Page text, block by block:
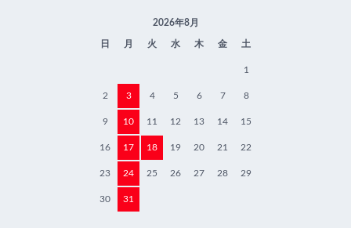
2026年8月
日 月 火 水 木 金 土
1
2 3 4 5 6 7 8
9 10 11 12 13 14 15
16 17 18 19 20 21 22
23 24 25 26 27 28 29
30 31